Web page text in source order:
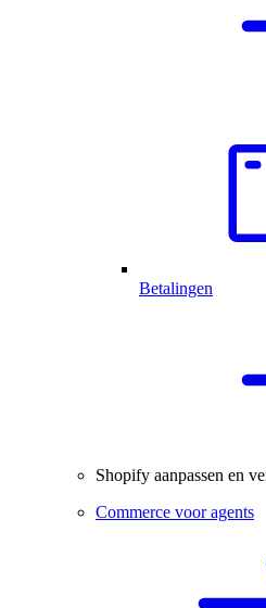
Betalingen
Shopify aanpassen en
Commerce voor agents